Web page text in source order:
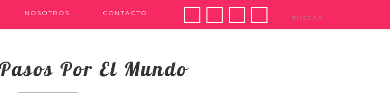
NOSOTROS CONTACTO
Por El Mundo